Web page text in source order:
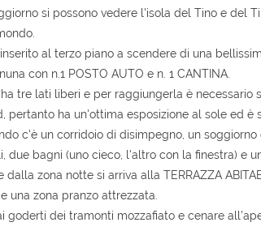
si possono vedere l'isola del Tino e del
al terzo piano a scendere di una
con n.1 POSTO AUTO e n. 1 CANTINA.
tre lati liberi e per raggiungerla è necessario
pertanto ha un'ottima esposizione al sole ed
c'è un corridoio di disimpegno, un
due bagni (uno cieco, l'altro con la finestra) e
zona notte si arriva alla TERRAZZA
una zona pranzo attrezzata.
goderti dei tramonti mozzafiato e cenare